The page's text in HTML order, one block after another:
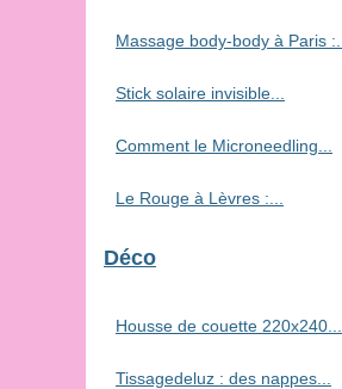
Massage body-body à Paris :...
Stick solaire invisible...
Comment le Microneedling...
Le Rouge à Lèvres :...
Déco
Housse de couette 220x240...
Tissagedeluz : des nappes...